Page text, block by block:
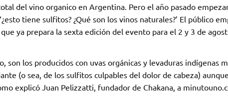
del vino organico en Argentina. Pero el año pasado
tiene sulfitos? ¿Qué son los vinos naturales?’ El público
ya prepara la sexta edición del evento para el 2 y 3 de
son los producidos con uvas orgánicas y levaduras indígenas
(o sea, de los sulfitos culpables del dolor de cabeza)
explicó Juan Pelizzatti, fundador de Chakana, a